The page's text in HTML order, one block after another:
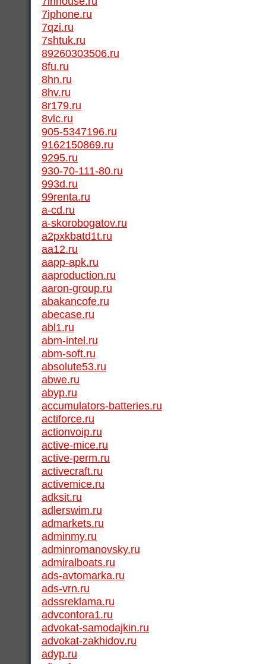
7iphone.ru
7qzi.ru
7shtuk.ru
89260303506.ru
8fu.ru
8hn.ru
8hv.ru
8r179.ru
8vlc.ru
905-5347196.ru
9162150869.ru
9295.ru
930-70-111-80.ru
993d.ru
99renta.ru
a-cd.ru
a-skorobogatov.ru
a2pxkbatd1t.ru
aa12.ru
aapp-apk.ru
aaproduction.ru
aaron-group.ru
abakancofe.ru
abecase.ru
abl1.ru
abm-intel.ru
abm-soft.ru
absolute53.ru
abwe.ru
abyp.ru
accumulators-batteries.ru
actiforce.ru
actionvoip.ru
active-mice.ru
active-perm.ru
activecraft.ru
activemice.ru
adksit.ru
adlerswim.ru
admarkets.ru
adminmy.ru
adminromanovsky.ru
admiralboats.ru
ads-avtomarka.ru
ads-vrn.ru
adssreklama.ru
advcontora1.ru
advokat-samodajkin.ru
advokat-zakhidov.ru
adyp.ru